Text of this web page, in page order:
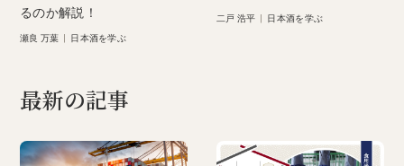
るのか解説！
瀬良 万葉 日本酒を学ぶ
二戸 浩平 日本酒を学ぶ
最新の記事